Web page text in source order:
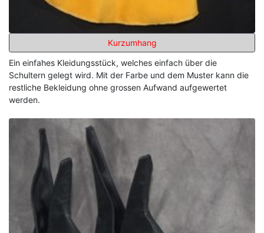
Kurzumhang
Ein einfahes Kleidungsstück, welches einfach über die
Schultern gelegt wird. Mit der Farbe und dem Muster kann die
restliche Bekleidung ohne grossen Aufwand aufgewertet
werden.